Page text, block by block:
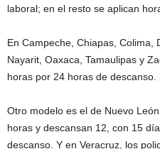
laboral; en el resto se aplican
En Campeche, Chiapas, Colima,
Nayarit, Oaxaca, Tamaulipas y
horas por 24 horas de descanso.
Otro modelo es el de Nuevo
horas y descansan 12, con 15
descanso. Y en Veracruz, los